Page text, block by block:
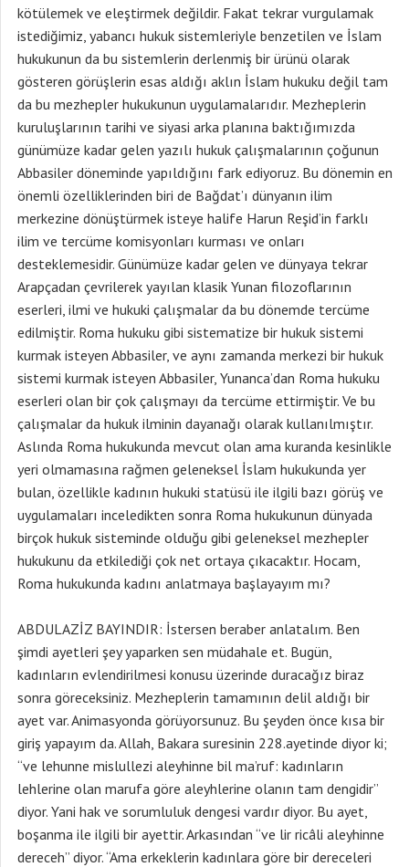
kötülemek ve eleştirmek değildir. Fakat tekrar vurgulamak
istediğimiz, yabancı hukuk sistemleriyle benzetilen ve İslam
hukukunun da bu sistemlerin derlenmiş bir ürünü olarak
gösteren görüşlerin esas aldığı aklın İslam hukuku değil tam
da bu mezhepler hukukunun uygulamalarıdır. Mezheplerin
kuruluşlarının tarihi ve siyasi arka planına baktığımızda
günümüze kadar gelen yazılı hukuk çalışmalarının çoğunun
Abbasiler döneminde yapıldığını fark ediyoruz. Bu dönemin en
önemli özelliklerinden biri de Bağdat’ı dünyanın ilim
merkezine dönüştürmek isteye halife Harun Reşid’in farklı
ilim ve tercüme komisyonları kurması ve onları
desteklemesidir. Günümüze kadar gelen ve dünyaya tekrar
Arapçadan çevrilerek yayılan klasik Yunan filozoflarının
eserleri, ilmi ve hukuki çalışmalar da bu dönemde tercüme
edilmiştir. Roma hukuku gibi sistematize bir hukuk sistemi
kurmak isteyen Abbasiler, ve aynı zamanda merkezi bir hukuk
sistemi kurmak isteyen Abbasiler, Yunanca’dan Roma hukuku
eserleri olan bir çok çalışmayı da tercüme ettirmiştir. Ve bu
çalışmalar da hukuk ilminin dayanağı olarak kullanılmıştır.
Aslında Roma hukukunda mevcut olan ama kuranda kesinlikle
yeri olmamasına rağmen geleneksel İslam hukukunda yer
bulan, özellikle kadının hukuki statüsü ile ilgili bazı görüş ve
uygulamaları inceledikten sonra Roma hukukunun dünyada
birçok hukuk sisteminde olduğu gibi geleneksel mezhepler
hukukunu da etkilediği çok net ortaya çıkacaktır. Hocam,
Roma hukukunda kadını anlatmaya başlayayım mı?
ABDULAZİZ BAYINDIR: İstersen beraber anlatalım. Ben
şimdi ayetleri şey yaparken sen müdahale et. Bugün,
kadınların evlendirilmesi konusu üzerinde duracağız biraz
sonra göreceksiniz. Mezheplerin tamamının delil aldığı bir
ayet var. Animasyonda görüyorsunuz. Bu şeyden önce kısa bir
giriş yapayım da. Allah, Bakara suresinin 228.ayetinde diyor ki;
“ve lehunne mislullezi aleyhinne bil ma’ruf: kadınların
lehlerine olan marufa göre aleyhlerine olanın tam dengidir”
diyor. Yani hak ve sorumluluk dengesi vardır diyor. Bu ayet,
boşanma ile ilgili bir ayettir. Arkasından “ve lir ricâli aleyhinne
dereceh” diyor. “Ama erkeklerin kadınlara göre bir dereceleri